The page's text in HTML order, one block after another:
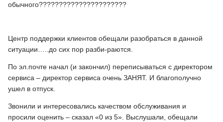
обычного??????????????????????
Центр поддержки клиентов обещали разобраться в данной
ситуации…..до сих пор разби-раются.
По эл.почте начал (и закончил) переписываться с директором
сервиса – директор сервиса очень ЗАНЯТ. И благополучно
ушел в отпуск.
Звонили и интересовались качеством обслуживания и
просили оценить – сказал «0 из 5». Выслушали, обещали